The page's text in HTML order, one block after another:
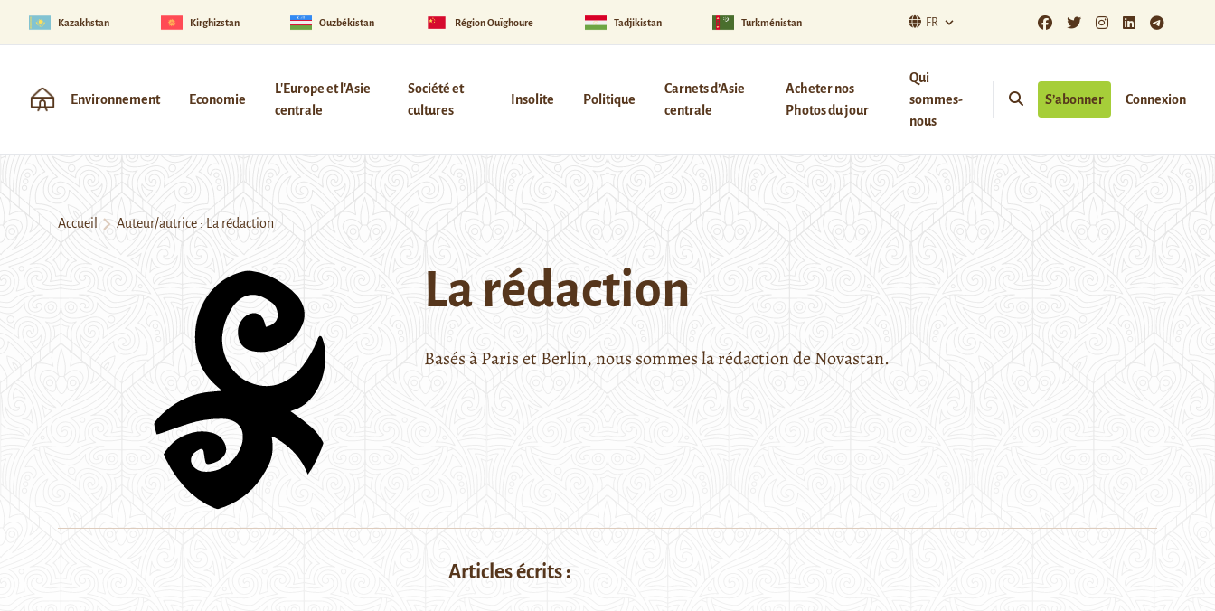
Kazakhstan Kirghizstan Ouzbékistan Région Ouïghoure Tadjikistan Turkménistan FR
Environnement Economie
L'Europe et l'Asie
centrale
Société et
cultures
Insolite Politique
Carnets d’Asie
centrale
Acheter nos
Photos du jour
Qui
sommes-
nous
S’abonner Connexion
Accueil Auteur/autrice : La rédaction
La rédaction
Basés à Paris et Berlin, nous sommes la rédaction de Novastan.
Articles écrits :